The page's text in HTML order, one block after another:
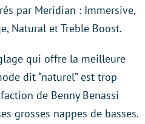
par Meridian : Immersive,
Natural et Treble Boost.
qui offre la meilleure
dit “naturel” est trop
de Benny Benassi
grosses nappes de basses.